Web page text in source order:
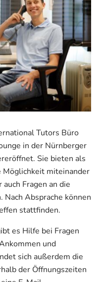
Tutors Büro
in der Nürnberger
Sie bieten als
miteinander
Fragen an die
Absprache können
stattfinden.
es Hilfe bei Fragen
und
sich außerdem die
der Öffnungszeiten